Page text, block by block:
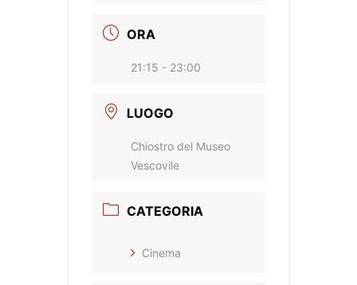
ORA
21:15 - 23:00
LUOGO
Chiostro del Museo
Vescovile
CATEGORIA
Cinema